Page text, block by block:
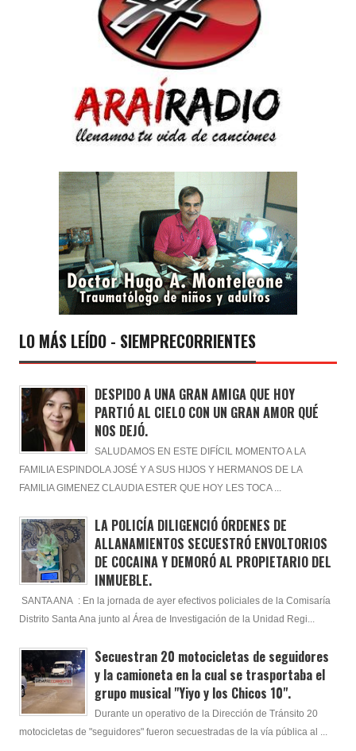
LO MÁS LEÍDO - SIEMPRECORRIENTES
DESPIDO A UNA GRAN AMIGA QUE HOY
PARTIÓ AL CIELO CON UN GRAN AMOR QUÉ
NOS DEJÓ.
SALUDAMOS EN ESTE DIFÍCIL MOMENTO A LA
FAMILIA ESPINDOLA JOSÉ Y A SUS HIJOS Y HERMANOS DE LA
FAMILIA GIMENEZ CLAUDIA ESTER QUE HOY LES TOCA ...
LA POLICÍA DILIGENCIÓ ÓRDENES DE
ALLANAMIENTOS SECUESTRÓ ENVOLTORIOS
DE COCAINA Y DEMORÓ AL PROPIETARIO DEL
INMUEBLE.
SANTA ANA : En la jornada de ayer efectivos policiales de la Comisaría
Distrito Santa Ana junto al Área de Investigación de la Unidad Regi...
Secuestran 20 motocicletas de seguidores
y la camioneta en la cual se trasportaba el
grupo musical "Yiyo y los Chicos 10".
Durante un operativo de la Dirección de Tránsito 20
motocicletas de "seguidores" fueron secuestradas de la vía pública al ...